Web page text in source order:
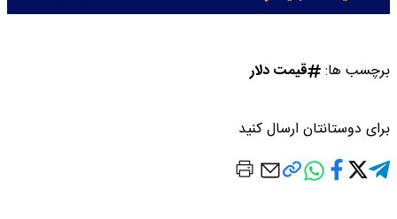
برچسب ها: قیمت دلار
برای دوستانتان ارسال کنید